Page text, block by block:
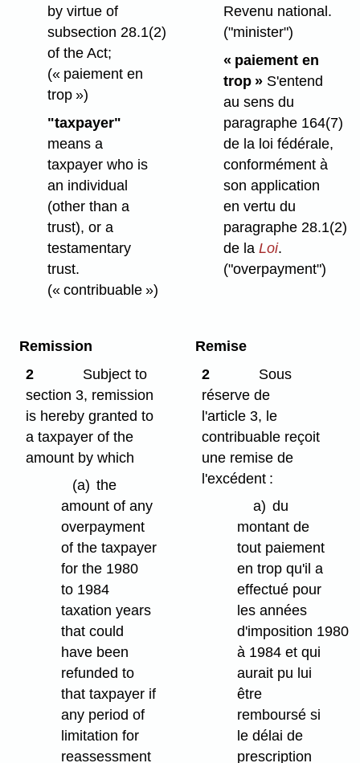
by virtue of
subsection 28.1(2)
of the Act;
(« paiement en
trop »)
"taxpayer"
means a
taxpayer who is
an individual
(other than a
trust), or a
testamentary
trust.
(« contribuable »)
Revenu national.
("minister")
« paiement en
trop »S'entend
au sens du
paragraphe 164(7)
de la loi fédérale,
conformément à
son application
en vertu du
paragraphe 28.1(2)
de la Loi.
("overpayment")
Remission
2
Subject to
section 3, remission
is hereby granted to
a taxpayer of the
amount by which
(a) the
amount of any
overpayment
of the taxpayer
for the 1980
to 1984
taxation years
that could
have been
refunded to
that taxpayer if
any period of
limitation for
reassessment
Remise
2
Sous
réserve de
l'article 3, le
contribuable reçoit
une remise de
l'excédent :
a) du
montant de
tout paiement
en trop qu'il a
effectué pour
les années
d'imposition 1980
à 1984 et qui
aurait pu lui
être
remboursé si
le délai de
prescription